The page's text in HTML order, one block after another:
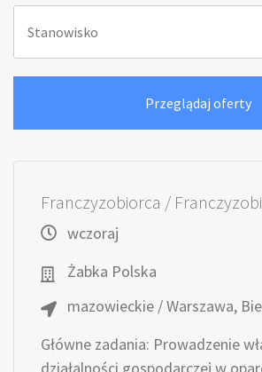
Franczyzobiorca /
wczoraj
Żabka Polska
mazowieckie / Warszawa,
Główne zadania: Prowadzenie